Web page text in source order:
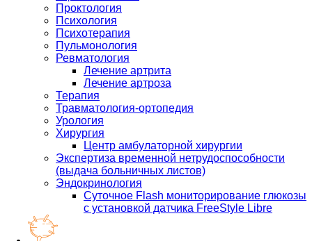
Проктология
Психология
Психотерапия
Пульмонология
Ревматология
Лечение артрита
Лечение артроза
Терапия
Травматология-ортопедия
Урология
Хирургия
Центр амбулаторной хирургии
Экспертиза временной нетрудоспособности
(выдача больничных листов)
Эндокринология
Суточное Flash мониторирование глюкозы
с установкой датчика FreeStyle Libre